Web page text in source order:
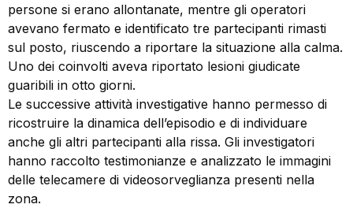
persone si erano allontanate, mentre gli operatori
avevano fermato e identificato tre partecipanti rimasti
sul posto, riuscendo a riportare la situazione alla calma.
Uno dei coinvolti aveva riportato lesioni giudicate
guaribili in otto giorni.
Le successive attività investigative hanno permesso di
ricostruire la dinamica dell’episodio e di individuare
anche gli altri partecipanti alla rissa. Gli investigatori
hanno raccolto testimonianze e analizzato le immagini
delle telecamere di videosorveglianza presenti nella
zona.